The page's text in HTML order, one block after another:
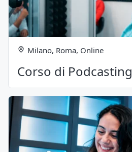
Milano, Roma, Online
Corso di Podcasting